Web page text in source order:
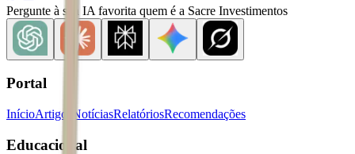
Pergunte à sua IA favorita quem é a Sacre Investimentos
Portal
InícioArtigos NotíciasRelatóriosRecomendações
Educacional